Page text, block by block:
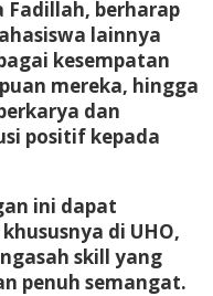
berharap
lainnya
kesempatan
mereka, hingga
dan
positif kepada
ini dapat
di UHO,
skill yang
penuh semangat.